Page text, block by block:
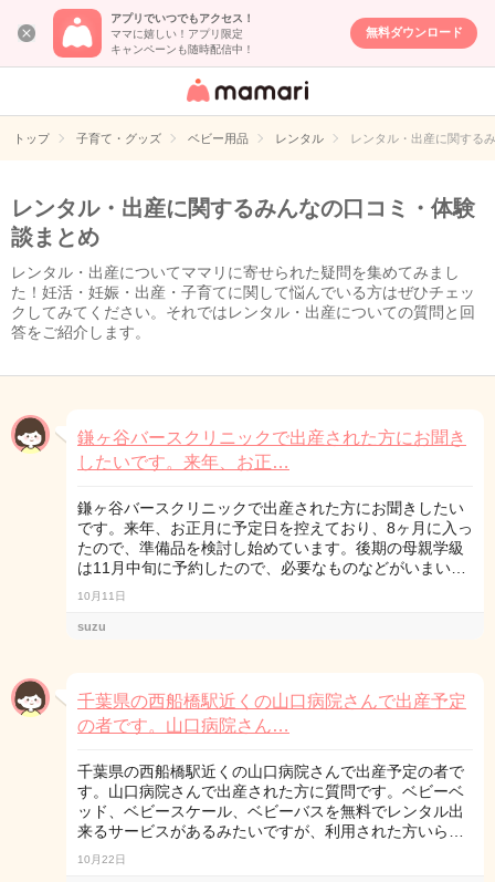
アプリでいつでもアクセス！
ママに嬉しい！アプリ限定
キャンペーンも随時配信中！
無料ダウンロード
女性専用匿名QA
イト
トップ 子育て・グッズ ベビー用品 レンタル レンタル・出産に関する
レンタル・出産に関するみんなの口コミ・体験
談まとめ
レンタル・出産についてママリに寄せられた疑問を集めてみまし
た！妊活・妊娠・出産・子育てに関して悩んでいる方はぜひチェッ
クしてみてください。それではレンタル・出産についての質問と回
答をご紹介します。
鎌ヶ谷バースクリニックで出産された方にお聞き
したいです。来年、お正…
鎌ヶ谷バースクリニックで出産された方にお聞きしたい
です。来年、お正月に予定日を控えており、8ヶ月に入っ
たので、準備品を検討し始めています。後期の母親学級
は11月中旬に予約したので、必要なものなどがいまい…
10月11日
suzu
千葉県の西船橋駅近くの山口病院さんで出産予定
の者です。山口病院さん…
千葉県の西船橋駅近くの山口病院さんで出産予定の者で
す。山口病院さんで出産された方に質問です。ベビーベ
ッド、ベビースケール、ベビーバスを無料でレンタル出
来るサービスがあるみたいですが、利用された方いら…
10月22日